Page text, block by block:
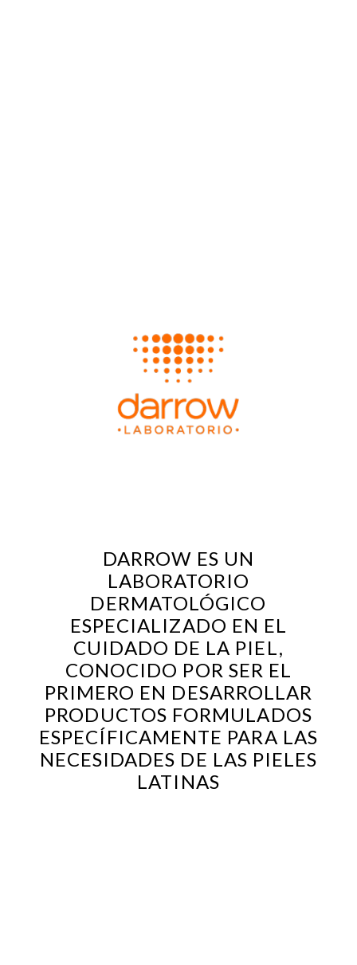
DARROW ES UN
LABORATORIO
DERMATOLÓGICO
ESPECIALIZADO EN EL
CUIDADO DE LA PIEL,
CONOCIDO POR SER EL
PRIMERO EN DESARROLLAR
PRODUCTOS FORMULADOS
ESPECÍFICAMENTE PARA LAS
NECESIDADES DE LAS PIELES
LATINAS